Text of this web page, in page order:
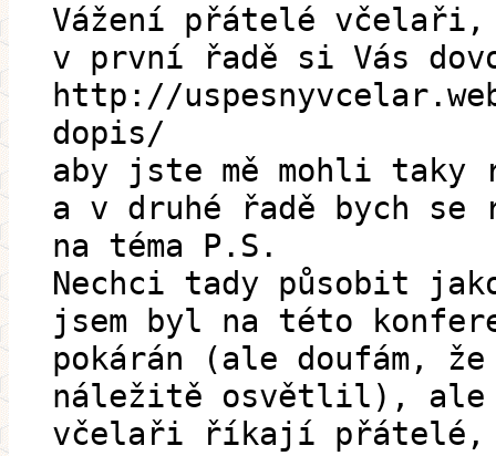
Vážení přátelé včelaři,
v první řadě si Vás
http://
dopis/
aby jste mě mohli taky
a v druhé řadě bych
na téma P.S.
Nechci tady působit
jsem byl na této
pokárán (ale doufám,
náležitě osvětlil), ale
včelaři říkají přátelé,